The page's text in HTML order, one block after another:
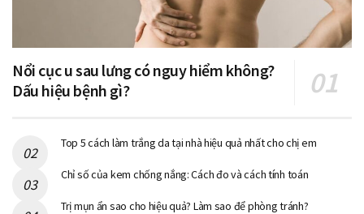
Nổi cục u sau lưng có nguy hiểm không?
Dấu hiệu bệnh gì?
Top 5 cách làm trắng da tại nhà hiệu quả nhất cho chị em
Chỉ số của kem chống nắng: Cách đo và cách tính toán
Trị mụn ẩn sao cho hiệu quả? Làm sao để phòng tránh?